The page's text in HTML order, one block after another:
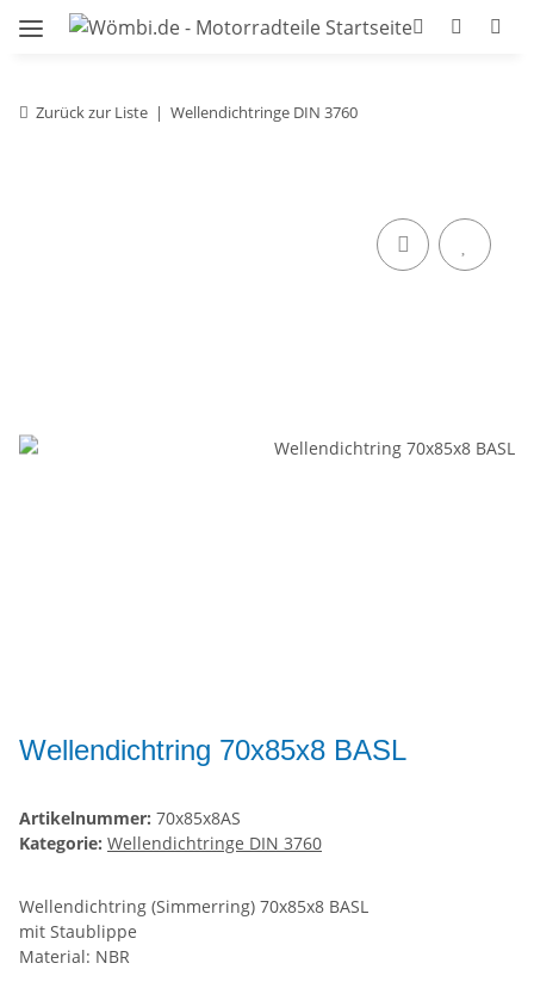
Zurück zur Liste Wellendichtringe DIN 3760
Wellendichtring 70x85x8 BASL
Artikelnummer: 70x85x8AS
Kategorie: Wellendichtringe DIN 3760
Wellendichtring (Simmerring) 70x85x8 BASL
mit Staublippe
Material: NBR